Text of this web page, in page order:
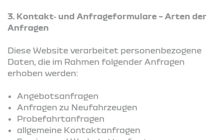
3. Kontakt‑ und Anfrageformulare – Arten der
Anfragen
Diese Website verarbeitet personenbezogene
Daten, die im Rahmen folgender Anfragen
erhoben werden:
Angebotsanfragen
Anfragen zu Neufahrzeugen
Probefahrtanfragen
allgemeine Kontaktanfragen